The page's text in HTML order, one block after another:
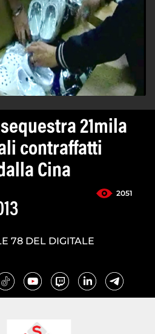
21mila
contraffatti
Cina
2051
78 DEL DIGITALE